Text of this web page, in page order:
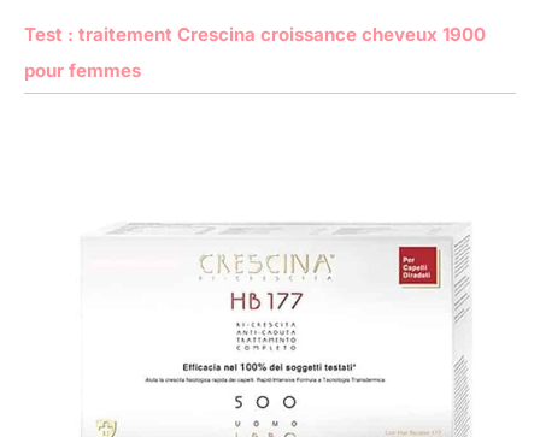
Test : traitement Crescina croissance cheveux 1900
pour femmes